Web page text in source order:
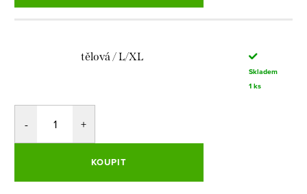
tělová / L/XL
Skladem
1 ks
KOUPIT